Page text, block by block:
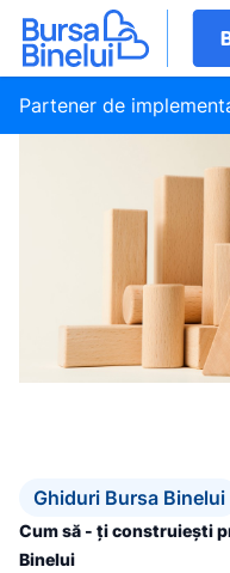
Partener de
Ghiduri Bursa Binelui
Cum să - ți construiești
Binelui